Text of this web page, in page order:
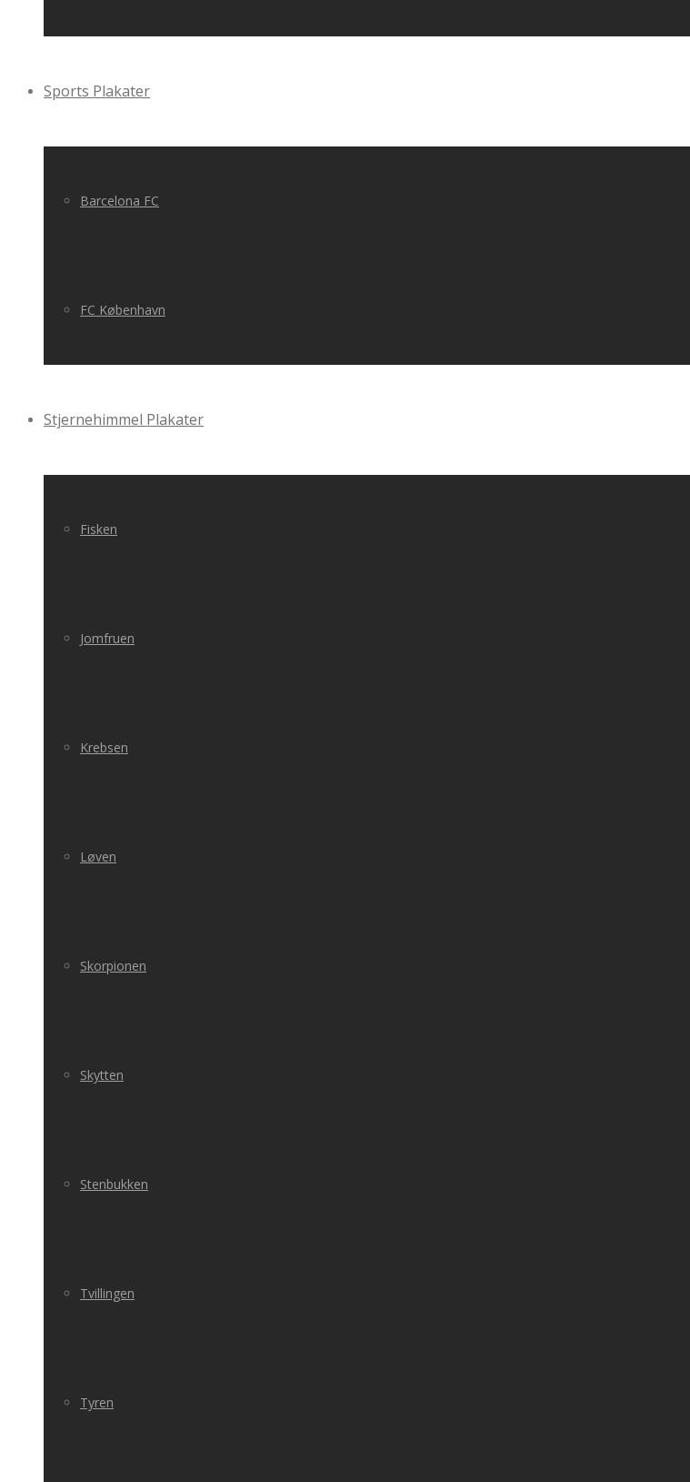
Sports Plakater
Barcelona FC
FC København
Stjernehimmel Plakater
Fisken
Jomfruen
Krebsen
Løven
Skorpionen
Skytten
Stenbukken
Tvillingen
Tyren